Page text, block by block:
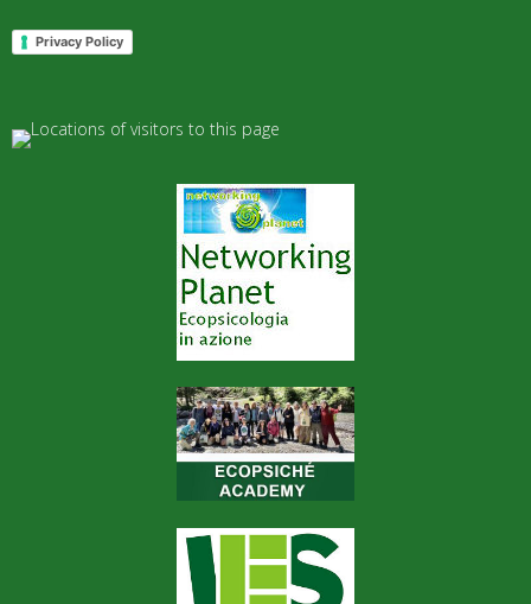
Privacy Policy